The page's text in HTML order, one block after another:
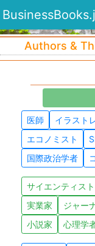
Authors &
医師 イラスト
エコノミスト
国際政治学者
サイエンティスト
実業家
ジャー
小説家
心理学